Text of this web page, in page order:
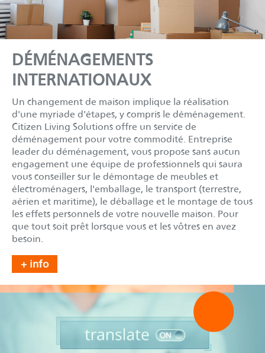
DÉMÉNAGEMENTS
INTERNATIONAUX
Un changement de maison implique la réalisation
d'une myriade d'étapes, y compris le déménagement.
Citizen Living Solutions offre un service de
déménagement pour votre commodité. Entreprise
leader du déménagement, vous propose sans aucun
engagement une équipe de professionnels qui saura
vous conseiller sur le démontage de meubles et
électroménagers, l'emballage, le transport (terrestre,
aérien et maritime), le déballage et le montage de tous
les effets personnels de votre nouvelle maison. Pour
que tout soit prêt lorsque vous et les vôtres en avez
besoin.
+ info